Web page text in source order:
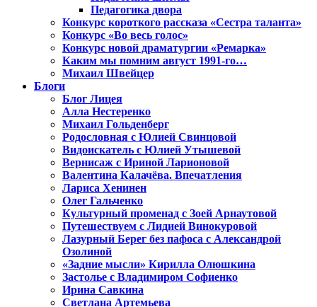
Педагогика двора
Конкурс короткого рассказа «Сестра таланта»
Конкурс «Во весь голос»
Конкурс новой драматургии «Ремарка»
Каким мы помним август 1991-го…
Михаил Швейцер
Блоги
Блог Лицея
Алла Нестеренко
Михаил Гольденберг
Родословная с Юлией Свинцовой
Видоискатель с Юлией Утышевой
Вернисаж с Ириной Ларионовой
Валентина Калачёва. Впечатления
Лариса Хенинен
Олег Гальченко
Культурный променад с Зоей Арнаутовой
Путешествуем с Лидией Винокуровой
Лазурный Берег без пафоса с Александрой
Озолиной
«Задние мысли» Кирилла Олюшкина
Застолье с Владимиром Софиенко
Ирина Савкина
Светлана Артемьева